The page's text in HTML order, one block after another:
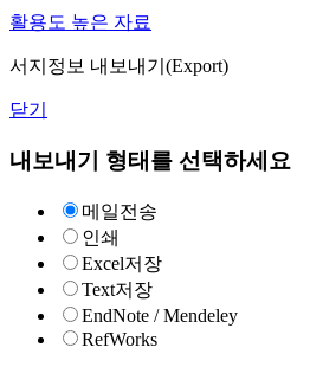
활용도 높은 자료
서지정보 내보내기(Export)
닫기
내보내기 형태를 선택하세요
메일전송
인쇄
Excel저장
Text저장
EndNote / Mendeley
RefWorks